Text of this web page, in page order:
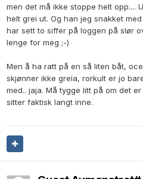
men det må ikke stoppe helt opp....
helt grei ut. Og han jeg snakket
har sett to siffer på loggen på slør
lenge for meg ;-)
Men å ha ratt på en så liten båt,
skjønner ikke greia, rorkult er jo
med.. jaja. Må tygge litt på om det
sitter faktisk langt inne.